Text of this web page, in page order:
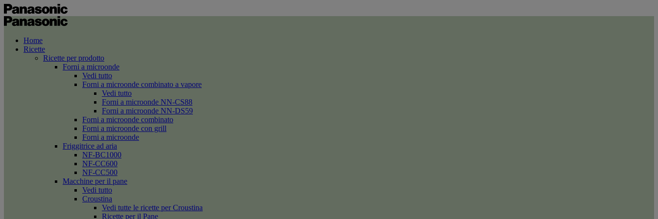
Home
Ricette
Ricette per prodotto
Forni a microonde
Vedi tutto
Forni a microonde combinato a vapore
Vedi tutto
Forni a microonde NN-CS88
Forni a microonde NN-DS59
Forni a microonde combinato
Forni a microonde con grill
Forni a microonde
Friggitrice ad aria
NF-BC1000
NF-CC600
NF-CC500
Macchine per il pane
Vedi tutto
Croustina
Vedi tutte le ricette per Croustina
Ricette per il Pane